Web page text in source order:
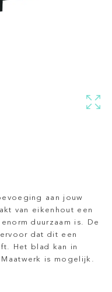
aan jouw
van eikenhout een
duurzaam is. De
dat dit een
Het blad kan in
is mogelijk.